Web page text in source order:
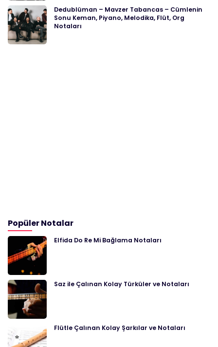
Dedublüman – Mavzer Tabancas – Cümlenin
Sonu Keman, Piyano, Melodika, Flüt, Org
Notaları
Popüler Notalar
Elfida Do Re Mi Bağlama Notaları
Saz ile Çalınan Kolay Türküler ve Notaları
Flütle Çalınan Kolay Şarkılar ve Notaları